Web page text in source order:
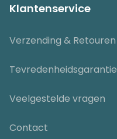
Klantenservice
Verzending & Retouren
Tevredenheidsgarantie
Veelgestelde vragen
Contact